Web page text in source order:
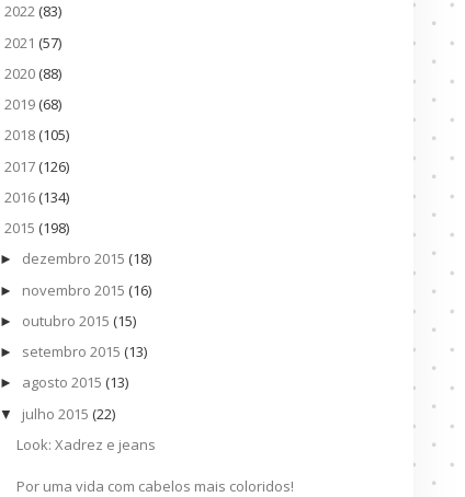
2022 (83)
2021 (57)
2020 (88)
2019 (68)
2018 (105)
2017 (126)
2016 (134)
2015 (198)
► dezembro 2015 (18)
► novembro 2015 (16)
► outubro 2015 (15)
► setembro 2015 (13)
► agosto 2015 (13)
▼ julho 2015 (22)
Look: Xadrez e jeans
Por uma vida com cabelos mais coloridos!